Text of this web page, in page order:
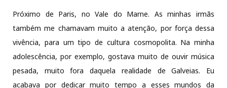
Próximo de Paris, no Vale do Marne. As minhas irmãs
também me chamavam muito a atenção, por força dessa
vivência, para um tipo de cultura cosmopolita. Na minha
adolescência, por exemplo, gostava muito de ouvir música
pesada, muito fora daquela realidade de Galveias. Eu
acabava por dedicar muito tempo a esses mundos da